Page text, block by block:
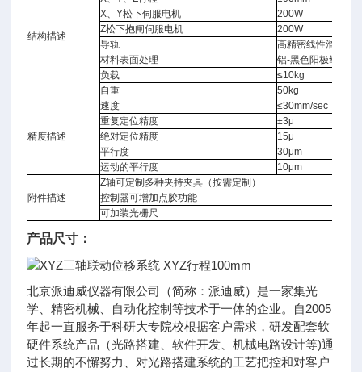
结构描述
X、Y松下伺服电机
200W
Z松下抱闸伺服电机
200W
导轨
高精密线性滑块导
材料表面处理
铝-黑色阳极氧化处
负载
≤10kg
自重
50kg
精度描述
速度
≤30mm/sec
重复定位精度
±3μ
绝对定位精度
15μ
平行度
30μm
运动的平行度
10μm
附件描述
Z轴可定制多种夹持夹具（按需定制）
控制器可增加点胶功能
可加装光栅尺
产品尺寸：
北京派迪威仪器有限公司（简称：派迪威）是一家集光
学、精密机械、自动化控制等技术于一体的企业。自2005
年起一直服务于科研大专院校根据客户需求，研发配套软
硬件系统产品（光路搭建、软件开发、机械电路设计等)通
过长期的不懈努力、对光路搭建系统的工艺把控和对客户